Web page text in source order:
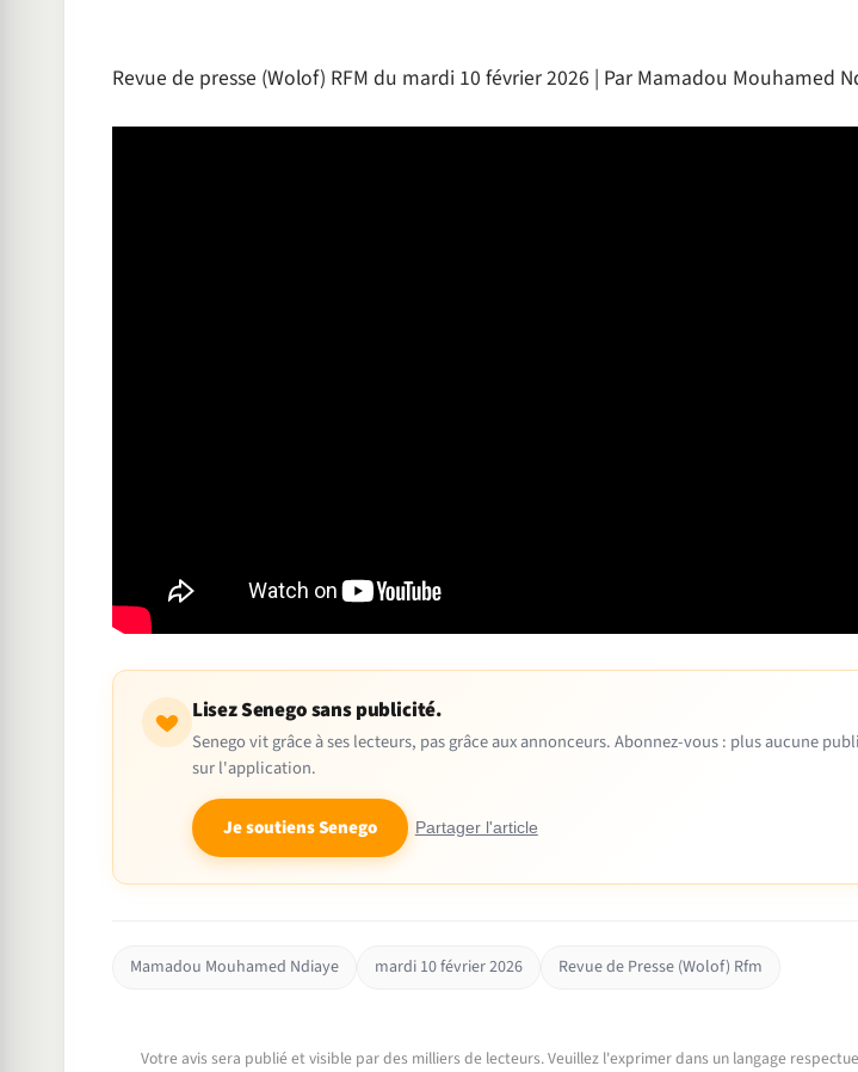
Revue de presse (Wolof) RFM du mardi 10 février 2026 | Par Mamadou Mouhamed
Lisez Senego sans publicité.
Senego vit grâce à ses lecteurs, pas grâce aux annonceurs. Abonnez-vous : plus aucune
sur l'application.
Je soutiens Senego Partager l'article
Mamadou Mouhamed Ndiaye mardi 10 février 2026 Revue de Presse (Wolof) Rfm
Votre avis sera publié et visible par des milliers de lecteurs. Veuillez l'exprimer dans un langage